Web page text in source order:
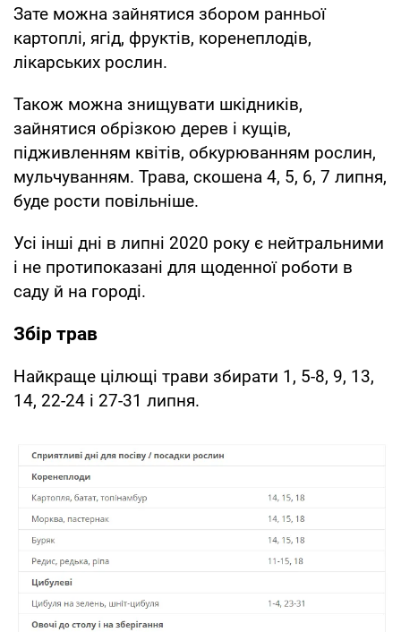
Зате можна зайнятися збором ранньої
картоплі, ягід, фруктів, коренеплодів,
лікарських рослин.
Також можна знищувати шкідників,
зайнятися обрізкою дерев і кущів,
підживленням квітів, обкурюванням рослин,
мульчуванням. Трава, скошена 4, 5, 6, 7 липня,
буде рости повільніше.
Усі інші дні в липні 2020 року є нейтральними
і не протипоказані для щоденної роботи в
саду й на городі.
Збір трав
Найкраще цілющі трави збирати 1, 5-8, 9, 13,
14, 22-24 і 27-31 липня.